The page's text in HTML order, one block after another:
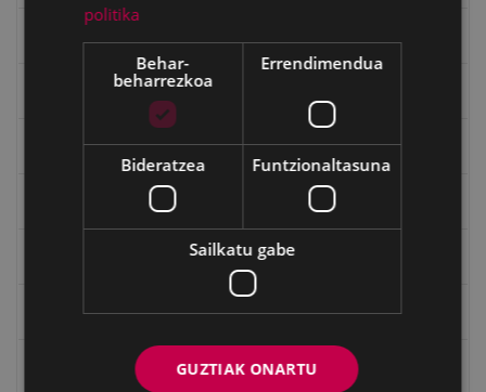
"Gure Herria" aldizkaria
Txostenak eta dokumentuak
Eibarko Fonoteka
Eibarko Idazlanen Datu-basea
politika
Behar-
beharrezkoa
Errendimendua
Bideratzea Funtzionaltasuna
Sailkatu gabe
GUZTIAK ONARTU